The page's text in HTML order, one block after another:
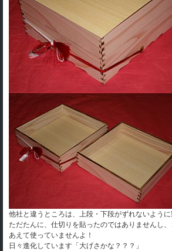
他社と違うところは、上段・下段がずれないように
ただたんに、仕切りを貼ったのではありませんし
あえて使っていませんよ！
日々進化しています「大げさかな？？？」